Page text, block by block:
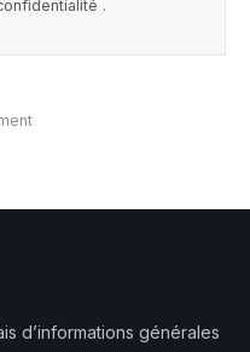
.
d’informations générales